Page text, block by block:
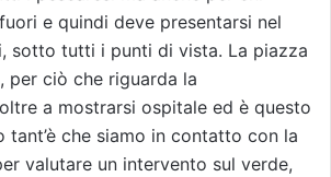
e quindi deve presentarsi nel
sotto tutti i punti di vista. La piazza
per ciò che riguarda la
a mostrarsi ospitale ed è questo
che siamo in contatto con la
valutare un intervento sul verde,